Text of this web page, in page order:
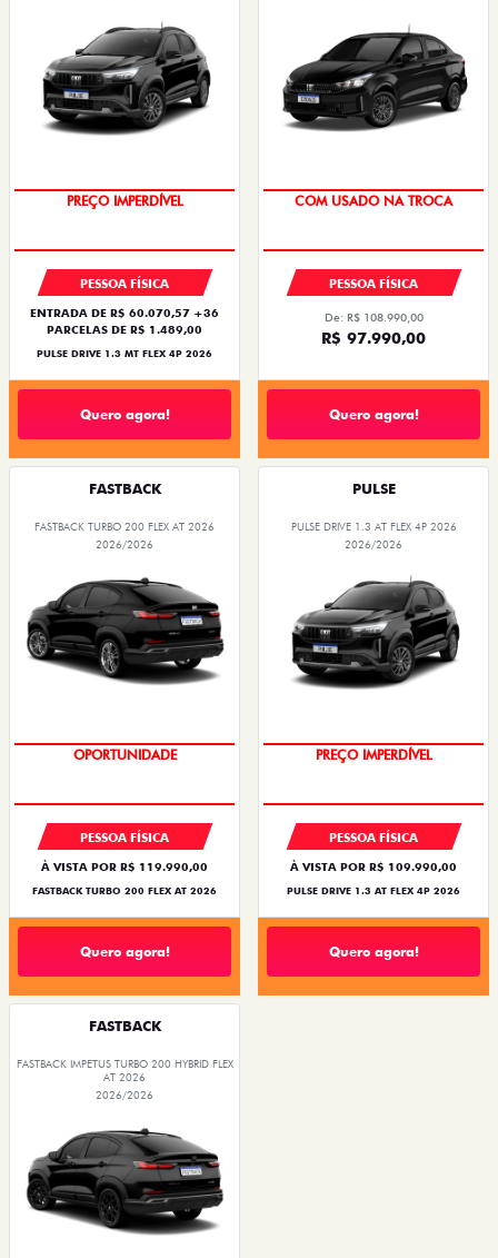
PESSOA FÍSICA
ENTRADA DE R$ 60.070,57 +36
PARCELAS DE R$ 1.489,00
PULSE DRIVE 1.3 MT FLEX 4P 2026
Quero agora!
PESSOA FÍSICA
De: R$ 108.990,00
R$ 97.990,00
Quero agora!
FASTBACK
FASTBACK TURBO 200 FLEX AT 2026
2026/2026
OPORTUNIDADE
PESSOA FÍSICA
À VISTA POR R$ 119.990,00
FASTBACK TURBO 200 FLEX AT 2026
Quero agora!
PULSE
PULSE DRIVE 1.3 AT FLEX 4P 2026
2026/2026
BARATO DO BRASIL
PESSOA FÍSICA
À VISTA POR R$ 109.990,00
PULSE DRIVE 1.3 AT FLEX 4P 2026
Quero agora!
FASTBACK
FASTBACK IMPETUS TURBO 200 HYBRID FLEX
AT 2026
2026/2026